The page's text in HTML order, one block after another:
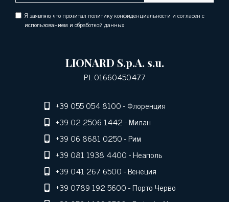
Я заявляю, что прочитал политику конфиденциальности и согласен с
использованием и обработкой данных
LIONARD S.p.A. s.u.
P.I. 01660450477
+39 055 054 8100- Флоренция
+39 02 2506 1442- Милан
+39 06 8681 0250- Рим
+39 081 1938 4400- Неаполь
+39 041 267 6500- Венеция
+39 0789 192 5600- Порто Черво